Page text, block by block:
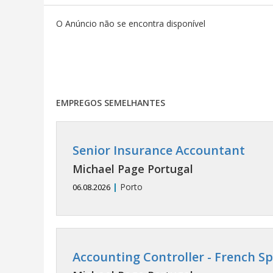
O Anúncio não se encontra disponível
EMPREGOS SEMELHANTES
Senior Insurance Accountant
Michael Page Portugal
06.08.2026 | Porto
Accounting Controller - French